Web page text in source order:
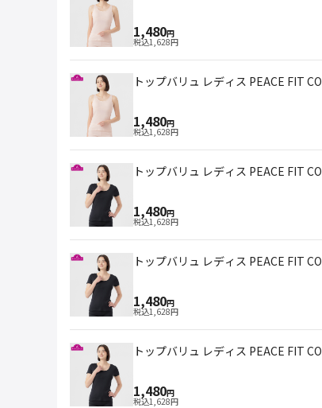
1,480円
税込1,628円
トップバリュ レディス PEACE FIT
1,480円
税込1,628円
トップバリュ レディス PEACE FIT
1,480円
税込1,628円
トップバリュ レディス PEACE FIT
1,480円
税込1,628円
トップバリュ レディス PEACE FIT
1,480円
税込1,628円